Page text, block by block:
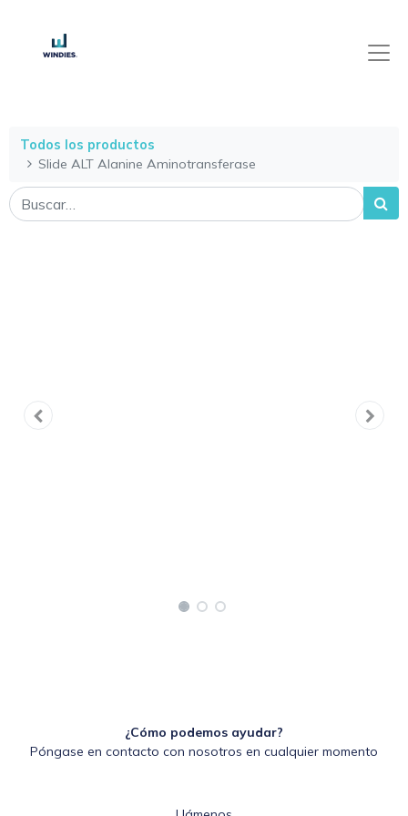
Todos los productos
Slide ALT Alanine Aminotransferase
¿Cómo podemos ayudar?
Póngase en contacto con nosotros en cualquier momento